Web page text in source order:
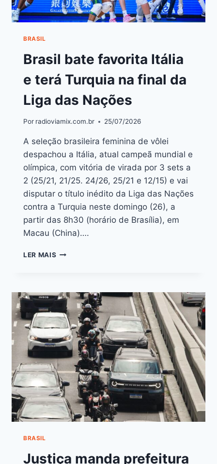
BRASIL
Brasil bate favorita Itália
e terá Turquia na final da
Liga das Nações
Por radioviamix.com.br 25/07/2026
A seleção brasileira feminina de vôlei
despachou a Itália, atual campeã mundial e
olímpica, com vitória de virada por 3 sets a
2 (25/21, 21/25. 24/26, 25/21 e 12/15) e vai
disputar o título inédito da Liga das Nações
contra a Turquia neste domingo (26), a
partir das 8h30 (horário de Brasília), em
Macau (China)….
LER MAIS
BRASIL
Justiça manda prefeitura